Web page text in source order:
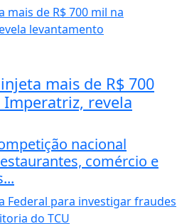
mais de R$ 700
revela
nacional
comércio e